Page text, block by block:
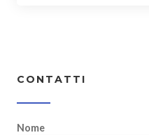
CONTATTI
Nome